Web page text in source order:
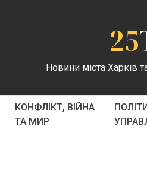
25
Новини міста Харків
КОНФЛІКТ, ВІЙНА
ТА МИР